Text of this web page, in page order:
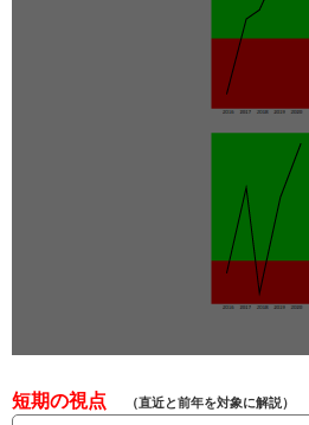
短期の視点 （直近と前年を対象に解説）